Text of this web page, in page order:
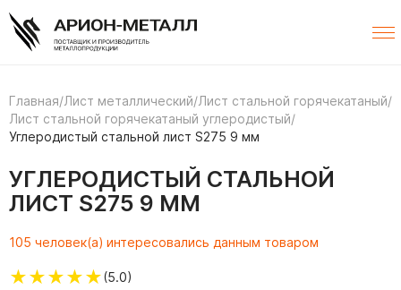
Главная/Лист металлический/Лист стальной горячекатаный/
Лист стальной горячекатаный углеродистый/
Углеродистый стальной лист S275 9 мм
УГЛЕРОДИСТЫЙ СТАЛЬНОЙ
ЛИСТ S275 9 ММ
105 человек(а) интересовались данным товаром
★★★★★(5.0)